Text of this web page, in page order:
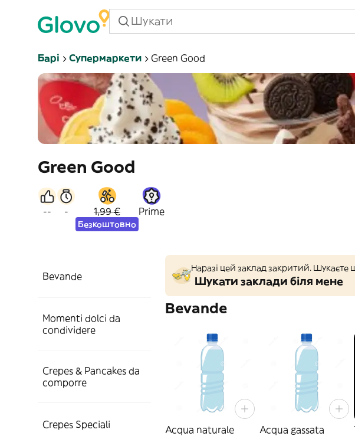
Барі Супермаркети Green Good
Green Good
-- - 1,99 €
Безкоштовно
Prime
Bevande
Momenti dolci da
condividere
Crepes & Pancakes da
comporre
Crepes Speciali
Наразі цей заклад закритий. Шукаєте
Шукати заклади біля мене
Bevande
Acqua naturale Acqua gassata